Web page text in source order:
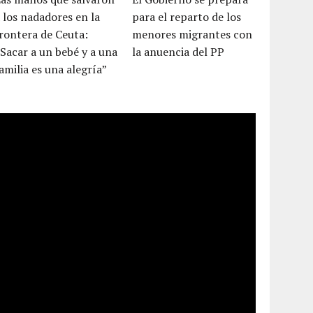
los nadadores en la
de Ceuta:
a un bebé y a una
es una alegría”
para el reparto de los
menores migrantes con
la anuencia del PP